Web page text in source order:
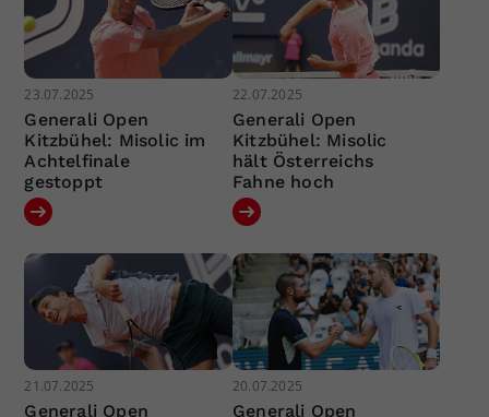
23.07.2025
Generali Open
Kitzbühel: Misolic im
Achtelfinale
gestoppt
22.07.2025
Generali Open
Kitzbühel: Misolic
hält Österreichs
Fahne hoch
21.07.2025
Generali Open
20.07.2025
Generali Open